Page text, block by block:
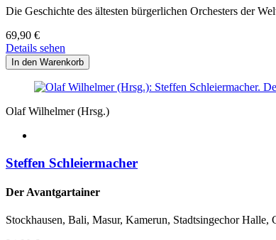
Die Geschichte des ältesten bürgerlichen Orchesters der
69,90 €
Details sehen
Olaf Wilhelmer (Hrsg.)
Steffen Schleiermacher
Der Avantgartainer
Stockhausen, Bali, Masur, Kamerun, Stadtsingechor